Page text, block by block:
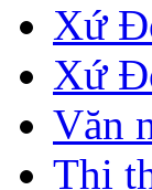
Xứ
Xứ
Văn
Thi